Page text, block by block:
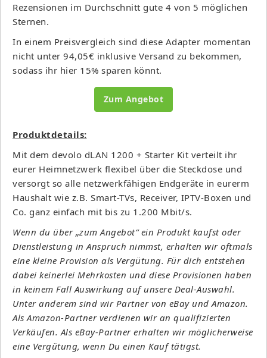
Rezensionen im Durchschnitt gute 4 von 5 möglichen
Sternen.
In einem Preisvergleich sind diese Adapter momentan
nicht unter 94,05€ inklusive Versand zu bekommen,
sodass ihr hier 15% sparen könnt.
Zum Angebot
Produktdetails:
Mit dem devolo dLAN 1200 + Starter Kit verteilt ihr
eurer Heimnetzwerk flexibel über die Steckdose und
versorgt so alle netzwerkfähigen Endgeräte in eurerm
Haushalt wie z.B. Smart-TVs, Receiver, IPTV-Boxen und
Co. ganz einfach mit bis zu 1.200 Mbit/s.
Wenn du über „zum Angebot“ ein Produkt kaufst oder
Dienstleistung in Anspruch nimmst, erhalten wir oftmals
eine kleine Provision als Vergütung. Für dich entstehen
dabei keinerlei Mehrkosten und diese Provisionen haben
in keinem Fall Auswirkung auf unsere Deal-Auswahl.
Unter anderem sind wir Partner von eBay und Amazon.
Als Amazon-Partner verdienen wir an qualifizierten
Verkäufen. Als eBay-Partner erhalten wir möglicherweise
eine Vergütung, wenn Du einen Kauf tätigst.